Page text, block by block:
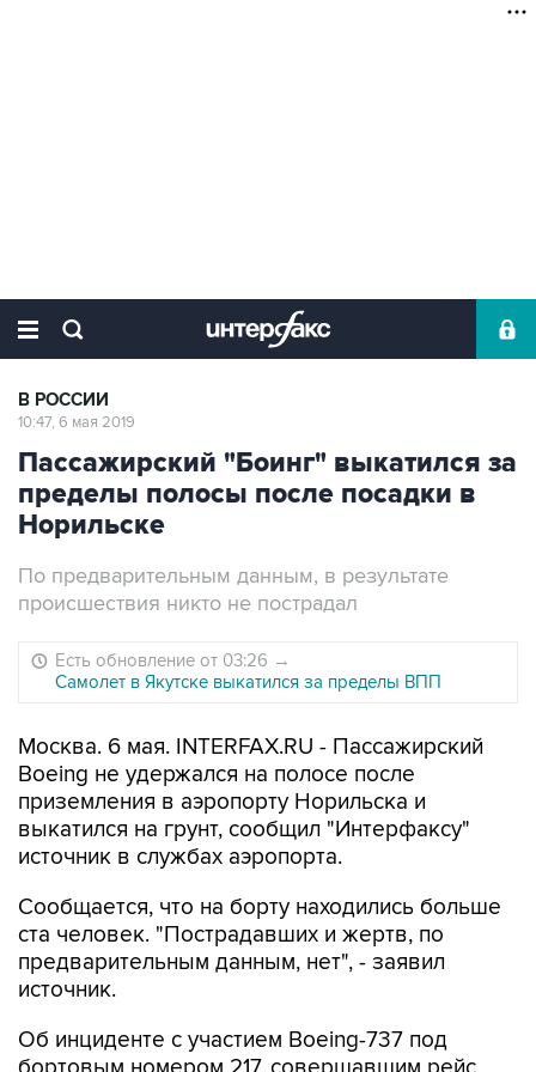
В РОССИИ
10:47, 6 мая 2019
Пассажирский "Боинг" выкатился за
пределы полосы после посадки в
Норильске
По предварительным данным, в результате
происшествия никто не пострадал
Есть обновление от 03:26 →
Самолет в Якутске выкатился за пределы ВПП
Москва. 6 мая. INTERFAX.RU - Пассажирский
Boeing не удержался на полосе после
приземления в аэропорту Норильска и
выкатился на грунт, сообщил "Интерфаксу"
источник в службах аэропорта.
Сообщается, что на борту находились больше
ста человек. "Пострадавших и жертв, по
предварительным данным, нет", - заявил
источник.
Об инциденте с участием Boeing-737 под